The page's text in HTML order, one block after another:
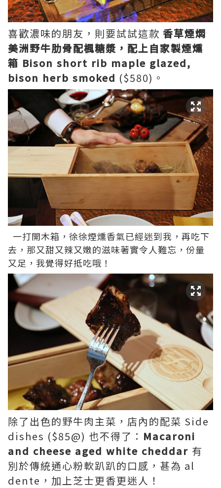
喜歡濃味的朋友，則要試試這款 香草煙燜
美洲野牛肋骨配楓糖漿，配上自家製煙燻
箱 Bison short rib maple glazed,
bison herb smoked ($580)。
一打開木箱，徐徐煙燻香氣已經迷到我，再吃下
去，那又甜又辣又嫩的滋味著實令人難忘，份量
又足，我覺得好抵吃哦！
除了出色的野牛肉主菜，店內的配菜 Side
dishes ($85@) 也不得了： Macaroni
and cheese aged white cheddar 有
別於傳統通心粉軟趴趴的口感，甚為 al
dente，加上芝士更香更迷人！